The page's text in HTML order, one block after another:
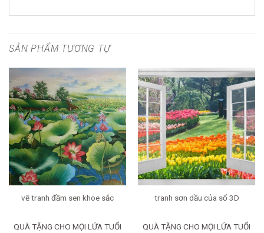
SẢN PHẨM TƯƠNG TỰ
vẽ tranh đầm sen khoe sắc
QUÀ TẶNG CHO MỌI LỨA TUỔI
tranh sơn dầu của sổ 3D
QUÀ TẶNG CHO MỌI LỨA TUỔI